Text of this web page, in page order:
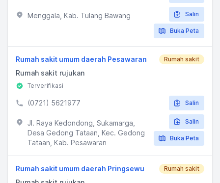
Menggala, Kab. Tulang Bawang Salin
Buka Peta
Rumah sakit umum daerah Pesawaran Rumah sakit
Rumah sakit rujukan
Terverifikasi
(0721) 5621977 Salin
Jl. Raya Kedondong, Sukamarga,
Desa Gedong Tataan, Kec. Gedong
Tataan, Kab. Pesawaran
Salin
Buka Peta
Rumah sakit umum daerah Pringsewu Rumah sakit